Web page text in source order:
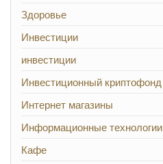
Здоровье
Инвестиции
инвестиции
Инвестиционный криптофонд
Интернет магазины
Информационные технологии
Кафе